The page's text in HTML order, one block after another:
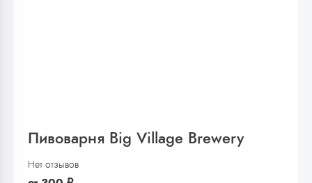
Пивоварня Big Village Brewery
Нет отзывов